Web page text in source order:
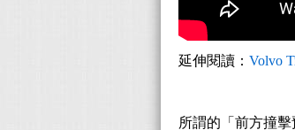
延伸閱讀： Volvo
所謂的「前方撞